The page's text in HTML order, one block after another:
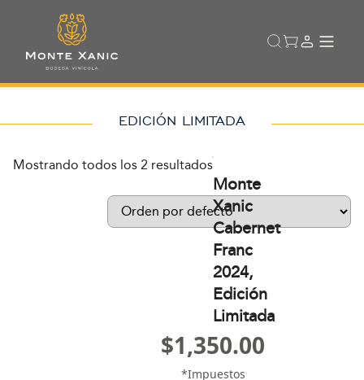
EDICIÓN LIMITADA
Mostrando todos los 2 resultados
Monte
Xanic
Cabernet
Franc
2024,
Edición
Limitada
$1,350.00
*Impuestos